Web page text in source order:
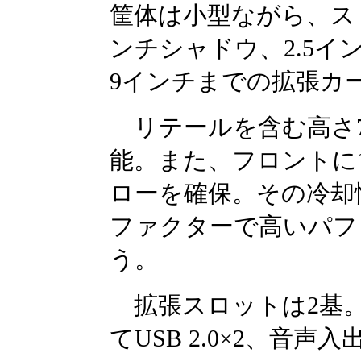
筐体は小型ながら、
ンチシャドウ、2.5イ
9インチまでの拡張カ
リテールを含む高さ
能。また、フロント
ローを確保。その冷
ファクターで高いパ
う。
拡張スロットは2基
てUSB 2.0×2、音声入